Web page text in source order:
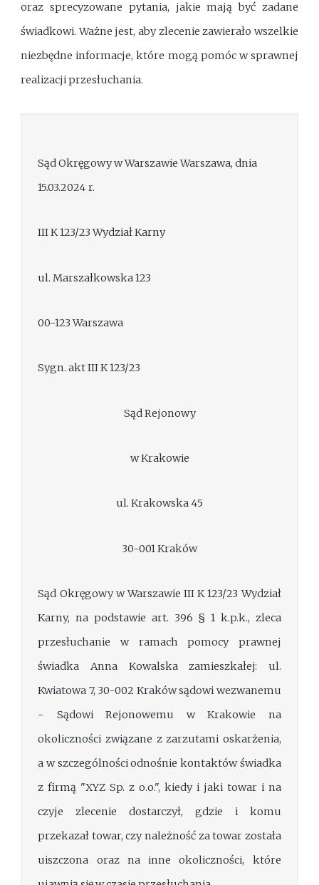
oraz sprecyzowane pytania, jakie mają być zadane
świadkowi. Ważne jest, aby zlecenie zawierało wszelkie
niezbędne informacje, które mogą pomóc w sprawnej
realizacji przesłuchania.
Sąd Okręgowy w Warszawie Warszawa, dnia
15.03.2024 r.
III K 123/23 Wydział Karny
ul. Marszałkowska 123
00-123 Warszawa
Sygn. akt III K 123/23
Sąd Rejonowy
w Krakowie
ul. Krakowska 45
30-001 Kraków
Sąd Okręgowy w Warszawie III K 123/23 Wydział
Karny, na podstawie art. 396 § 1 k.p.k., zleca
przesłuchanie w ramach pomocy prawnej
świadka Anna Kowalska zamieszkałej: ul.
Kwiatowa 7, 30-002 Kraków sądowi wezwanemu
- Sądowi Rejonowemu w Krakowie na
okoliczności związane z zarzutami oskarżenia,
a w szczególności odnośnie kontaktów świadka
z firmą "XYZ Sp. z o.o.", kiedy i jaki towar i na
czyje zlecenie dostarczył, gdzie i komu
przekazał towar, czy należność za towar została
uiszczona oraz na inne okoliczności, które